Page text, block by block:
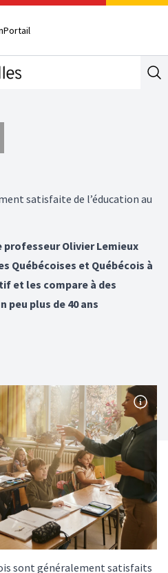
satisfaite de l’éducation au
professeur Olivier Lemieux
Québécoises et Québécois à
et les compare à des
peu plus de 40 ans
sont généralement satisfaits